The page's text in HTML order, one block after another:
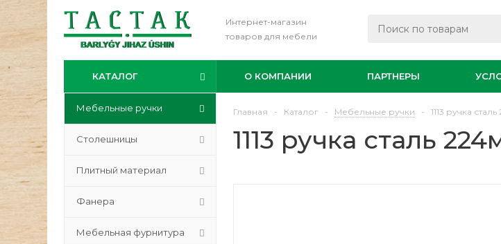
Интернет-магазин
товаров для мебели
КАТАЛОГ О КОМПАНИИ ПАРТНЕРЫ
Мебельные ручки
Столешницы
Плитный материал
Фанера
Мебельная фурнитура
Главная - Каталог - Мебельные ручки - 1113 ручка
1113 ручка сталь